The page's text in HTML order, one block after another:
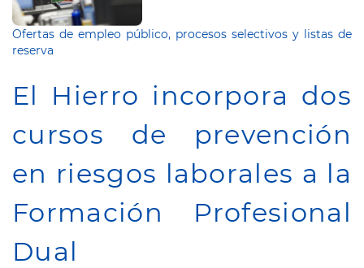
Ofertas de empleo público, procesos selectivos y listas de
reserva
El Hierro incorpora dos
cursos de prevención
en riesgos laborales a la
Formación Profesional
Dual